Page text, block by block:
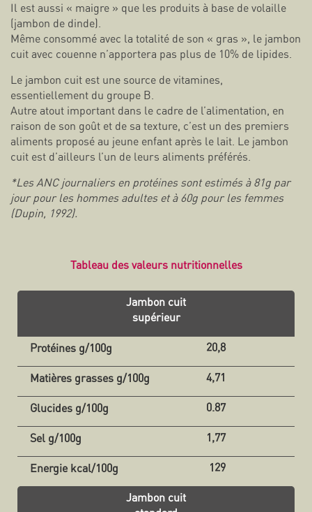
Il est aussi « maigre » que les produits à base de volaille
(jambon de dinde).
Même consommé avec la totalité de son « gras », le jambon
cuit avec couenne n’apportera pas plus de 10% de lipides.
Le jambon cuit est une source de vitamines,
essentiellement du groupe B.
Autre atout important dans le cadre de l’alimentation, en
raison de son goût et de sa texture, c’est un des premiers
aliments proposé au jeune enfant après le lait. Le jambon
cuit est d’ailleurs l’un de leurs aliments préférés.
*Les ANC journaliers en protéines sont estimés à 81g par
jour pour les hommes adultes et à 60g pour les femmes
(Dupin, 1992).
Tableau des valeurs nutritionnelles
Jambon cuit
supérieur
20,8
4,71
0.87
1,77
129
Jambon cuit